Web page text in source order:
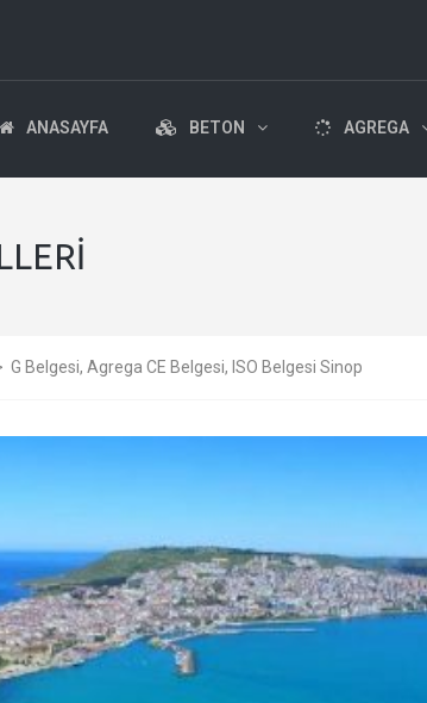
ANASAYFA BETON AGREGA
G Belgesi, Agrega CE Belgesi, ISO Belgesi Sinop